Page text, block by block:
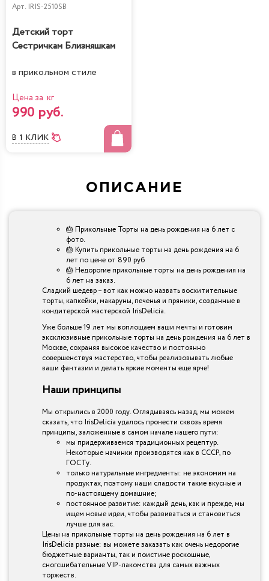
Арт. IRIS-2510SB
Детский торт
Сестричкам Близняшкам
в прикольном стиле
Цена за кг
990 руб.
В 1 КЛИК
ОПИСАНИЕ
🎂 Прикольные Торты на день рождения на 6 лет с
фото.
🎂 Купить прикольные торты на день рождения на 6
лет по цене от 890 руб
🎂 Недорогие прикольные торты на день рождения на
6 лет на заказ.
Сладкий шедевр – вот как можно назвать восхитительные
торты, капкейки, макаруны, печенья и пряники, созданные в
кондитерской мастерской IrisDelicia.
Уже больше 19 лет мы воплощаем ваши мечты и готовим
эксклюзивные прикольные торты на день рождения на 6 лет в
Москве, сохраняя высокое качество и постоянно
совершенствуя мастерство, чтобы реализовывать любые
ваши фантазии и делать яркие моменты еще ярче!
Наши принципы
Мы открылись в 2000 году. Оглядываясь назад, мы можем
сказать, что IrisDelicia удалось пронести сквозь время
принципы, заложенные в самом начале нашего пути:
мы придерживаемся традиционных рецептур.
Некоторые начинки производятся как в СССР, по
ГОСТу.
только натуральные ингредиенты: не экономим на
продуктах, поэтому наши сладости такие вкусные и
по-настоящему домашние;
постоянное развитие: каждый день, как и прежде, мы
ищем новые идеи, чтобы развиваться и становиться
лучше для вас.
Цены на прикольные торты на день рождения на 6 лет в
IrisDelicia разные: вы можете заказать как очень недорогие
бюджетные варианты, так и поистине роскошные,
сногсшибательные VIP-лакомства для самых важных
торжеств.